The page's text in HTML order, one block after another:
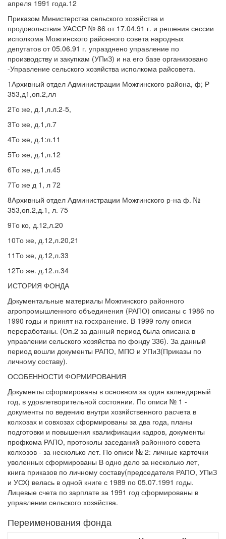
апреля 1991 года.12
Приказом Министерства сельского хозяйства и
продовольствия УАССР № 86 от 17.04.91 г. и решения сессии
исполкома Можгинского районного совета народных
депутатов от 05.06.91 г. упразднено управление по
производству и закупкам (УПиЗ) и на его базе организовано
-Управление сельского хозяйства исполкома райсовета.
1Архивный отдел Администрации Можгинского района, ф; Р
353,д1,оп.2,лл
2То же, д.1,л.л.2-5,
3То же, д.1,л.7
4То же, д.1:л.11
5То же, д.1,л.12
6То же, д.1.л.45
7То же д 1, л 72
8Архивный отдел Администрации Можгинского р-на ф. №
353,оп.2,д.1, л. 75
9То ко, д.12,л.20
10То же, д.12,л.20,21
11То же, д.12,л.33
12То же. д.12.л.34
ИСТОРИЯ ФОНДА
Документальные материалы Можгинского районного
агропромышленного объединения (РАПО) описаны с 1986 по
1990 годы и принят на госхранение. В 1999 голу описи
переработаны. (Оп.2 за данный период была описана в
управлении сельского хозяйства по фонду З36). За данный
период вошли документы РАПО, МПО и УПиЗ(Приказы по
личному составу).
ОСОБЕННОСТИ ФОРМИРОВАНИЯ
Документы сформированы в основном за один календарный
год, в удовлетворительной состоянии. По описи № 1 -
документы по ведению внутри хозяйственного расчета в
колхозах и совхозах сформированы за два года, планы
подготовки и повышения квалификации кадров, документы
профкома РАПО, протоколы заседаний районного совета
колхозов - за несколько лет. По описи № 2: личные карточки
уволенных сформированы В одно дело за несколько лет,
книга приказов по личному составу(председателя РАПО, УПиЗ
и УСХ) велась в одной книге с 1989 по 05.07.1991 годы.
Лицевые счета по зарплате за 1991 год сформированы в
управлении сельского хозяйства.
Переименования фонда